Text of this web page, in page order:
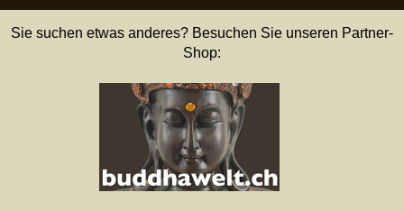
Sie suchen etwas anderes? Besuchen Sie unseren Partner-
Shop: